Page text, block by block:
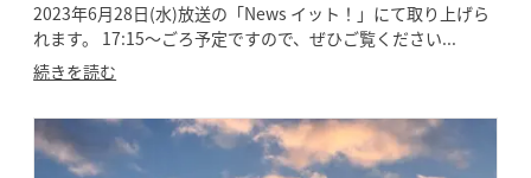
2023年6月28日(水)放送の「News イット！」にて取り上げら
れます。 17:15〜ごろ予定ですので、ぜひご覧ください...
続きを読む